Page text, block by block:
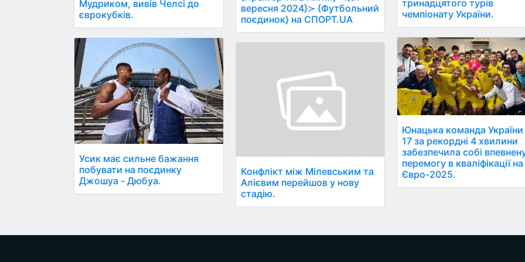
Мудриком, вивів Челсі до
єврокубків.
Усик має сильне бажання
побувати на поєдинку
Джошуа - Дюбуа.
вересня 2024}≻ {Футбольний
поєдинок} на СПОРТ.UA
Конфлікт між Мілевським та
Алієвим перейшов у нову
стадію.
тринадцятого турів
чемпіонату України.
Юнацька команда
17 за рекордні 4 хвилини
забезпечила собі
перемогу в кваліфікації на
Євро-2025.